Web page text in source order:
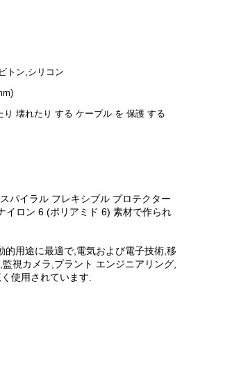
トン,シリコン
り 壊れたり する ケーブル を 保護 する
パイラル フレキシブル プロテクター
イロン 6 (ポリアミド 6) 素材で作られ
用途に最適で,電気および電子技術,移
視カメラ,プラント エンジニアリング,
使用されています.